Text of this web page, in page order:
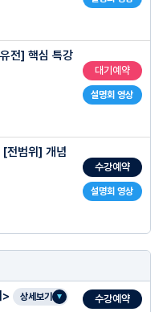
(1)
이
이
을 단축할 수 있는 신박한 문제풀이
시킬 수 있도록 개인별 밀착 트레이
방식의 빠른 개선을 위한 강의
수월하게 해결하는 수준을 목표
시킬 수 있도록 최상위 최적화 문제
습/성적 관리
설명회 영상
전] 핵심 특강
대기예약
설명회 영상
전범위] 개념
수강예약
> 상세보기 수강예약